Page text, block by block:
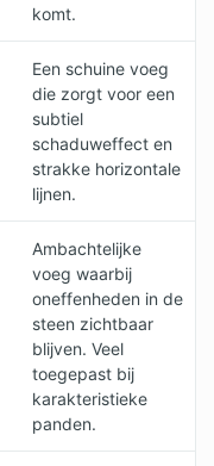
komt.
Een schuine voeg
die zorgt voor een
subtiel
schaduweffect en
strakke horizontale
lijnen.
Ambachtelijke
voeg waarbij
oneffenheden in de
steen zichtbaar
blijven. Veel
toegepast bij
karakteristieke
panden.